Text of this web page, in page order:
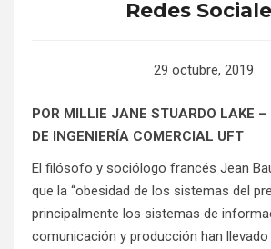
Redes
29 octubre, 2019
POR MILLIE JANE STUARDO LAKE –
DE INGENIERÍA COMERCIAL UFT
El filósofo y sociólogo francés Jean
que la “obesidad de los sistemas del
principalmente los sistemas de
comunicación y producción han